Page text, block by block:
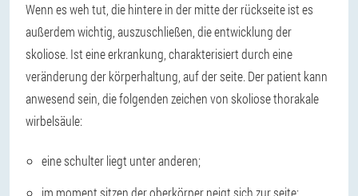
Wenn es weh tut, die hintere in der mitte der rückseite ist es
außerdem wichtig, auszuschließen, die entwicklung der
skoliose. Ist eine erkrankung, charakterisiert durch eine
veränderung der körperhaltung, auf der seite. Der patient kann
anwesend sein, die folgenden zeichen von skoliose thorakale
wirbelsäule:
eine schulter liegt unter anderen;
im moment sitzen der oberkörper neigt sich zur seite;